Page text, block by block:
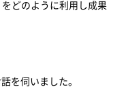
どのように利用し成果
を伺いました。